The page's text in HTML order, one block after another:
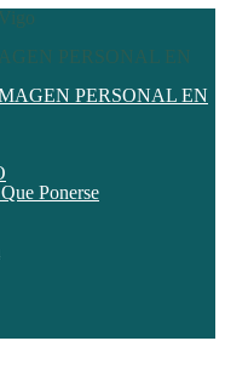
PERSONAL EN
Ponerse